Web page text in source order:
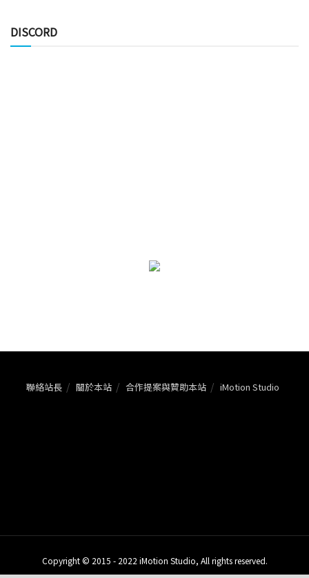
DISCORD
聯絡站長 關於本站 合作提案與贊助本站 iMotion Studio
Copyright © 2015 - 2022 iMotion Studio, All rights reserved.